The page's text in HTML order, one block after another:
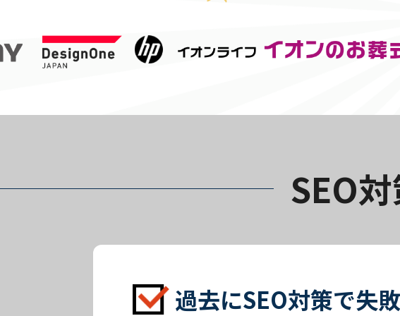
SEO
過去にSEO対策で失